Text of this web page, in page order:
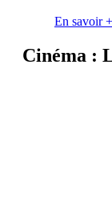
En savoir +
Cinéma :